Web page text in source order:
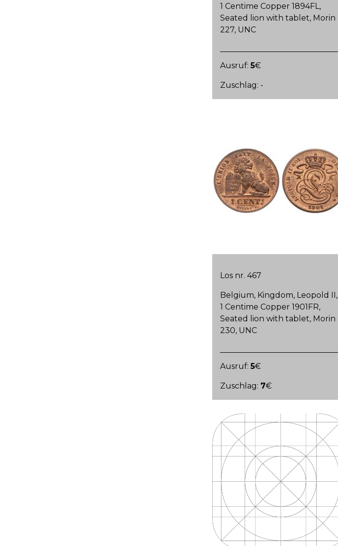
1 Centime Copper 1894FL,
Seated lion with tablet, Morin
227, UNC
Ausruf:5€
Zuschlag: -
Los nr. 467
Belgium, Kingdom, Leopold II,
1 Centime Copper 1901FR,
Seated lion with tablet, Morin
230, UNC
Ausruf:5€
Zuschlag: 7€